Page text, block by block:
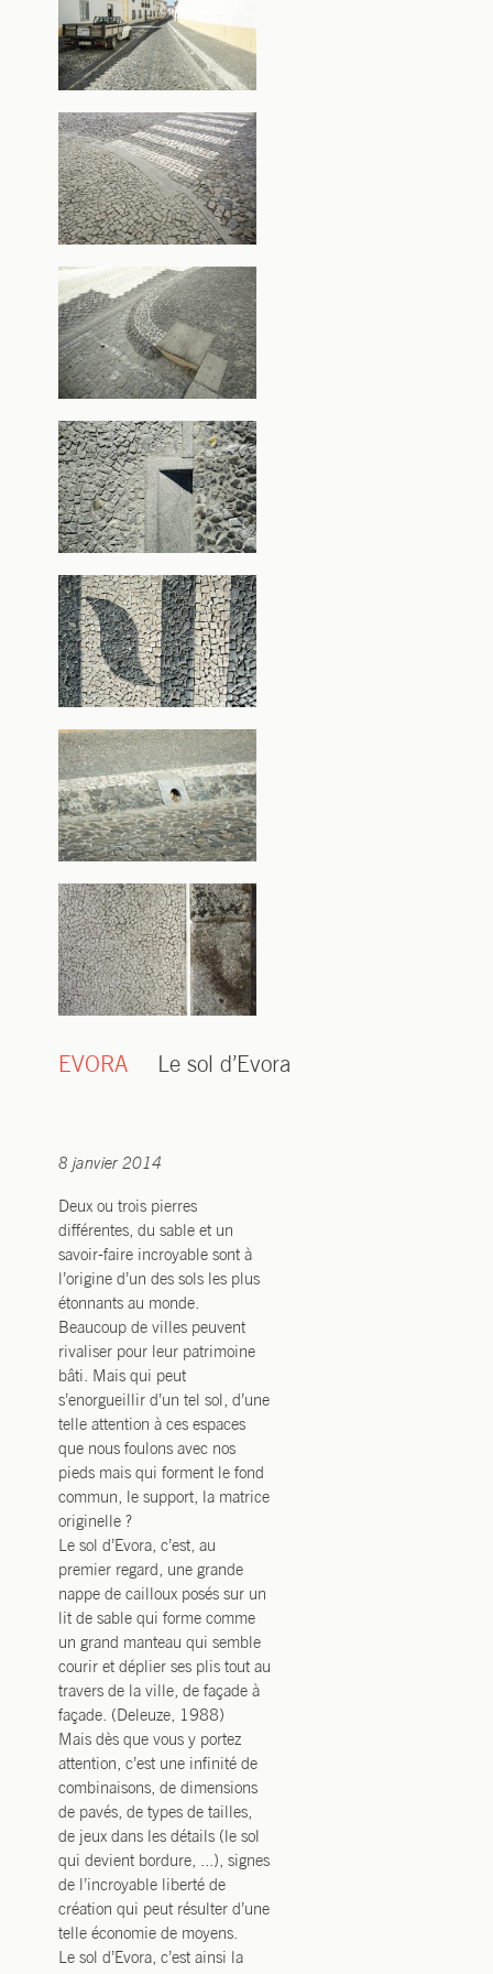
EVORA Le sol d’Evora
8 janvier 2014
Deux ou trois pierres
différentes, du sable et un
savoir-faire incroyable sont à
l’origine d’un des sols les plus
étonnants au monde.
Beaucoup de villes peuvent
rivaliser pour leur patrimoine
bâti. Mais qui peut
s’enorgueillir d’un tel sol, d’une
telle attention à ces espaces
que nous foulons avec nos
pieds mais qui forment le fond
commun, le support, la matrice
originelle ?
Le sol d’Evora, c’est, au
premier regard, une grande
nappe de cailloux posés sur un
lit de sable qui forme comme
un grand manteau qui semble
courir et déplier ses plis tout au
travers de la ville, de façade à
façade. (Deleuze, 1988)
Mais dès que vous y portez
attention, c’est une infinité de
combinaisons, de dimensions
de pavés, de types de tailles,
de jeux dans les détails (le sol
qui devient bordure, ...), signes
de l’incroyable liberté de
création qui peut résulter d’une
telle économie de moyens.
Le sol d’Evora, c’est ainsi la